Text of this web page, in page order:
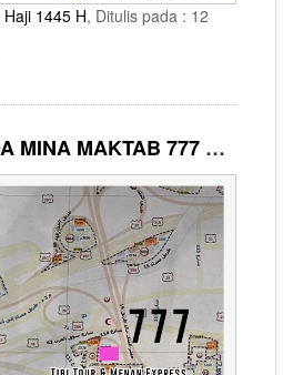
Haji 1445 H, Ditulis pada : 12
ALOKASI TENDA MINA MAKTAB 777 SYARIKAH AL BAIT GUESTS